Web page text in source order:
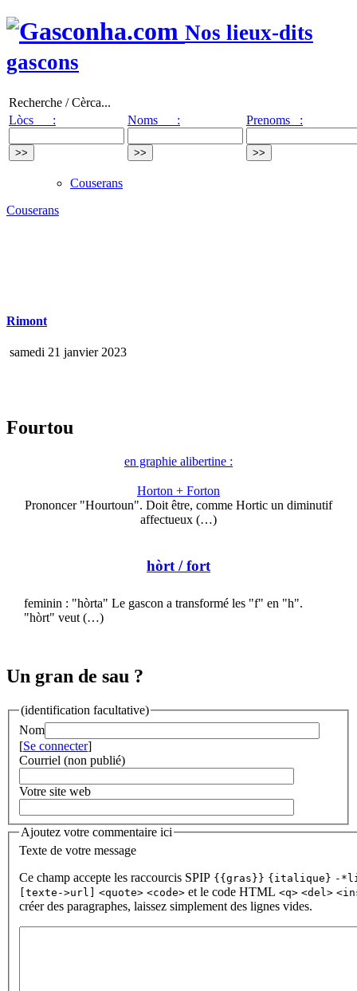
Nos lieux-dits
gascons
Recherche / Cèrca...
Lòcs :
Noms : Prenoms :
Couserans
Couserans
Rimont
samedi 21 janvier 2023
Fourtou
en graphie alibertine :
Horton + Forton
Prononcer "Hourtoun". Doit être, comme Hortic un diminutif
affectueux (…)
hòrt / fort
feminin : "hòrta" Le gascon a transformé les "f" en "h".
"hòrt" veut (…)
Un gran de sau ?
(identification facultative)
Nom
[Se connecter]
Courriel (non publié)
Votre site web
Ajoutez votre commentaire ici
Texte de votre message
Ce champ accepte les raccourcis SPIP {{gras}} {italique} -
[texte->url]
<quote> <code> et le code HTML <q> <del>
créer des paragraphes, laissez simplement des lignes vides.